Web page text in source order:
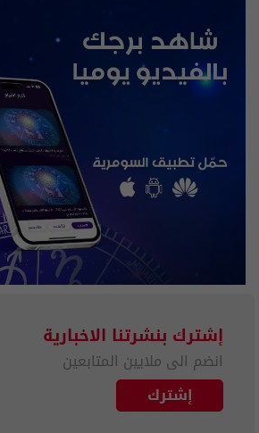
إشترك بنشرتنا الاخبارية
انضم الى ملايين المتابعين
إشترك